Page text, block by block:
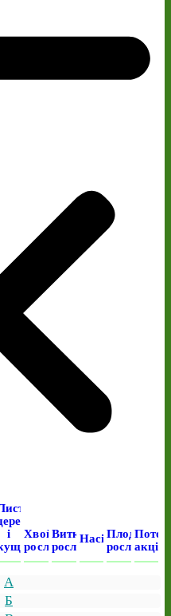
і
Хвойні
рослини
Виткі
рослини
НасінняПлодові
рослини
акція
А
Б